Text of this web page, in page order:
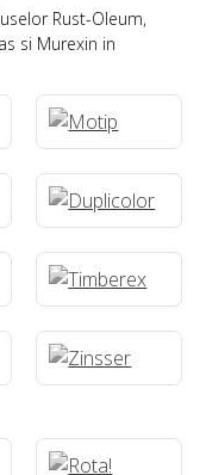
Rust-Oleum,
si Murexin in